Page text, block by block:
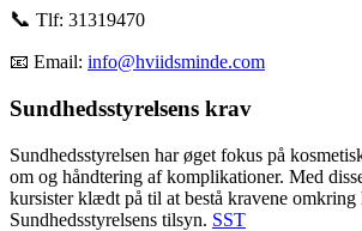
📞 Tlf: 31319470
📧 Email: info@hviidsminde.com
Sundhedsstyrelsens krav
Sundhedsstyrelsen har øget fokus på
om og håndtering af komplikationer. Med
kursister klædt på til at bestå kravene
Sundhedsstyrelsens tilsyn. SST